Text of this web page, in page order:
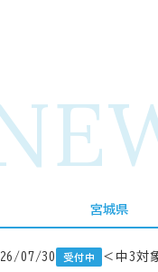
宮城県
07/30 受付中 ＜中3対